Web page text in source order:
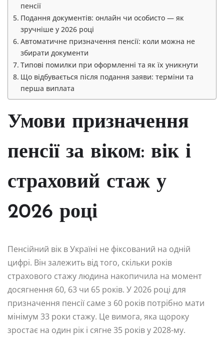
пенсії
Подання документів: онлайн чи особисто — як
зручніше у 2026 році
Автоматичне призначення пенсії: коли можна не
збирати документи
Типові помилки при оформленні та як їх уникнути
Що відбувається після подання заяви: терміни та
перша виплата
Умови призначення
пенсії за віком: вік і
страховий стаж у
2026 році
Пенсійний вік в Україні не фіксований на одній
цифрі. Він залежить від того, скільки років
страхового стажу людина накопичила на момент
досягнення 60, 63 чи 65 років. У 2026 році для
призначення пенсії саме з 60 років потрібно мати
мінімум 33 роки стажу. Це вимога, яка щороку
зростає на один рік і сягне 35 років у 2028-му.